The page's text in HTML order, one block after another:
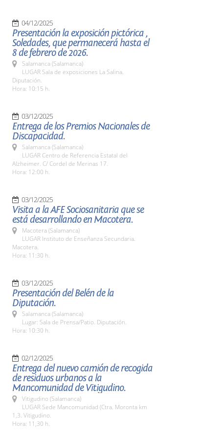
04/12/2025
Presentación la exposición pictórica ,
Soledades, que permanecerá hasta el
8 de febrero de 2026.
Salamanca (Salamanca)
LUGAR Sala de exposiciones La Salina.
Diputación.
Hora: 10:15 h.
03/12/2025
Entrega de los Premios Nacionales de
Discapacidad.
Salamanca (Salamanca)
LUGAR Centro de Referencia Estatal del
Alzheimer. C/ Cordel de Merinas 17.
Hora: 12:00 h.
03/12/2025
Visita a la AFE Sociosanitaria que se
está desarrollando en Macotera.
Macotera (Salamanca)
LUGAR Instituto de Enseñanza Secundaria.
Macotera.
Hora: 11:30 h.
03/12/2025
Presentación del Belén de la
Diputación.
Salamanca (Salamanca)
Lugar: Sala de Prensa/Patio. Diputación.
Hora: 10:30 h.
02/12/2025
Entrega del nuevo camión de recogida
de residuos urbanos a la
Mancomunidad de Vitigudino.
Vitigudino (Salamanca)
LUGAR Sede Mancomunidad (Ctra. Moronta km
1,3. Vitigudino.
Hora: 11,30 h.